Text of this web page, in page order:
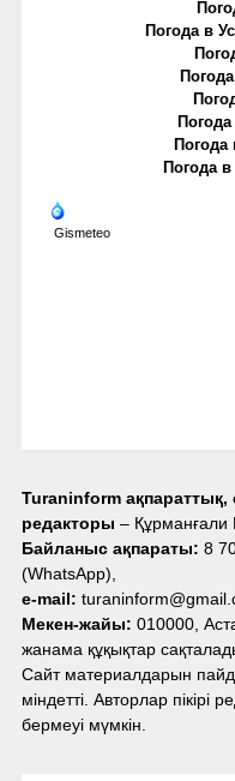
Погода в
Погода
Gismeteo
Turaninform
редакторы – Құрманғали
Байланыс ақпараты: 8
(WhatsApp),
e-mail:
Мекен-жайы: 010000,
жанама құқықтар
Сайт материалдарын
міндетті. Авторлар пікірі
бермеуі мүмкін.